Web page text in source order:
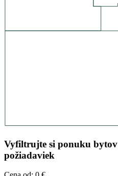
Vyfiltrujte si ponuku
požiadaviek